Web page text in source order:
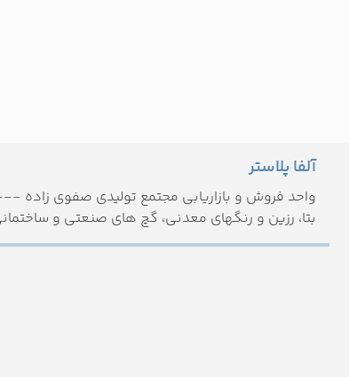
آلفا پلاستر
واحد فروش و بازاریابی مجتمع تولیدی صفوی زاده
بتا، رزین و رنگهای معدنی، گچ های صنعتی و